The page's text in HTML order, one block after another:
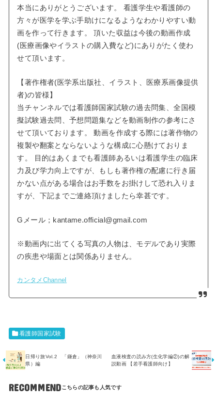
本当にありがとうございます。 看護学生や看護師の
方々が医学を学ぶ手助けになるようなわかりやすい動
画を作って行きます。 頂いた収益は今後の動画作成
(医療画像やイラストの購入費など)にありがたく使わ
せて頂います。
【著作権者(医学系出版社、イラスト、医療系画像提供
者)の皆様】
当チャンネルでは看護師国家試験の過去問集、全国模
擬試験過去問、予想問題集などを動画制作の参考にさ
せて頂いております。 動画を作成する際には著作物の
複製や翻案とならないような構成に心懸けておりま
す。 目的はあくまでも看護師あるいは看護学生の臨床
力及び学力向上ですが、もしも著作権の配慮に行き届
かない点がある場合はお手数をお掛けして恐れ入りま
すが、下記までご連絡頂けましたら幸甚です。
Gメール；kantame.official@gmail.com
※動画内に出てくる写真の人物は、モデルであり実際
の疾患や場面とは関係ありません。
カンタメChannel
看護師国家試験
日帰り旅Vol.2 「鎌倉」（神奈川
県）編
血液検査の読み方(生化学編②)の解
説動画 【若手看護師向け】
RECOMMEND